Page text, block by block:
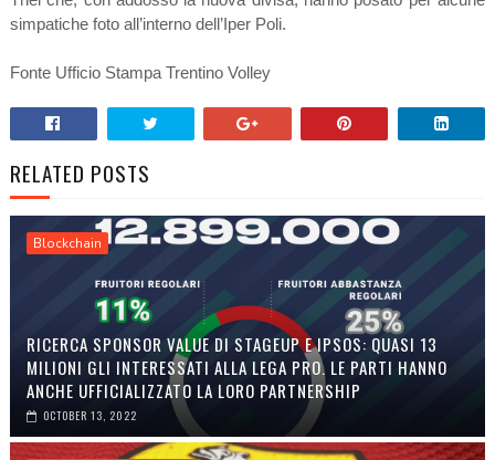
simpatiche foto all’interno dell’Iper Poli.
Fonte Ufficio Stampa Trentino Volley
RELATED POSTS
Blockchain
RICERCA SPONSOR VALUE DI STAGEUP E IPSOS: QUASI 13
MILIONI GLI INTERESSATI ALLA LEGA PRO. LE PARTI HANNO
ANCHE UFFICIALIZZATO LA LORO PARTNERSHIP
OCTOBER 13, 2022